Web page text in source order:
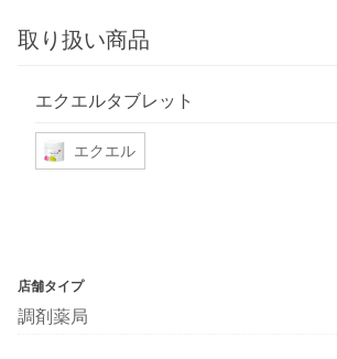
取り扱い商品
エクエルタブレット
エクエル
店舗タイプ
調剤薬局